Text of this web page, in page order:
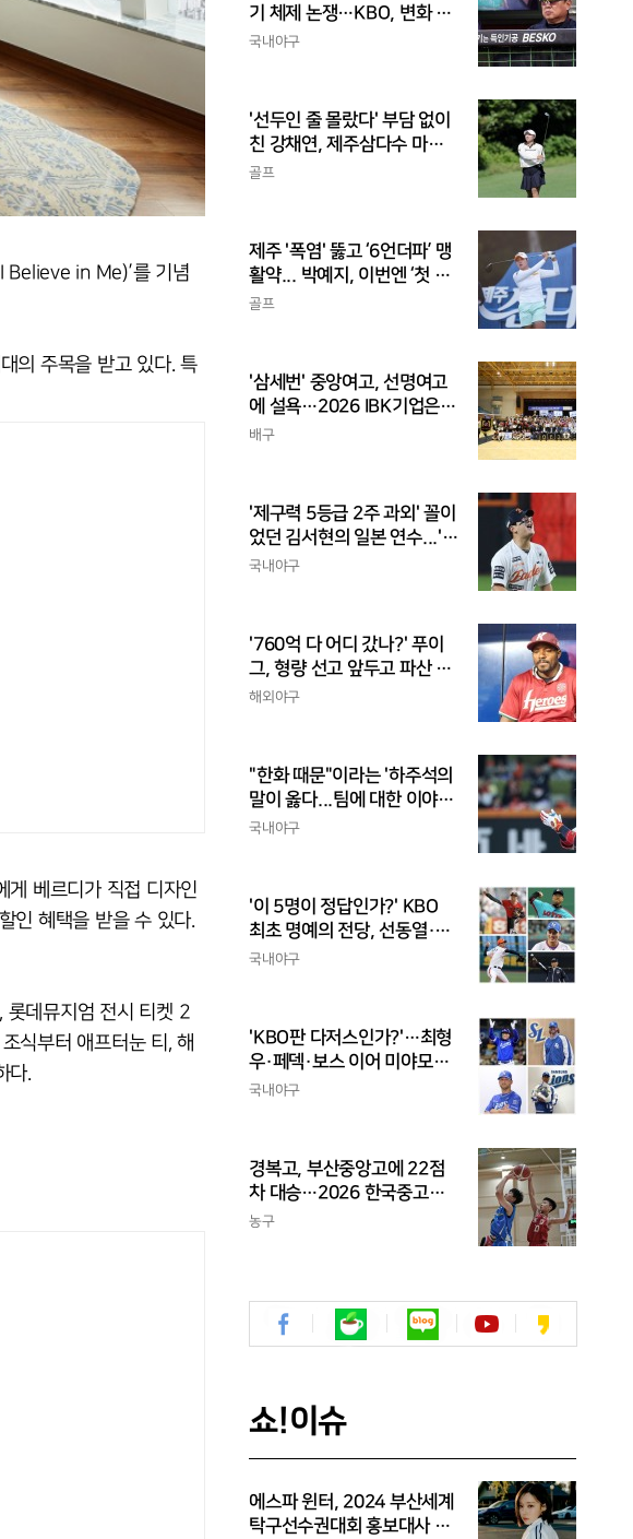
Believe in Me)’를 기념
의 주목을 받고 있다. 특
게 베르디가 직접 디자인
인 혜택을 받을 수 있다.
롯데뮤지엄 전시 티켓 2
식부터 애프터눈 티, 해
다.
기 체제 논쟁…KBO, 변화 고
민해야, 환경에 맞는 경기 수
국내야구
'선두인 줄 몰랐다' 부담 없이
친 강채연, 제주삼다수 마스
터스 2R 단독 선두
골프
제주 '폭염' 뚫고 ‘6언더파’ 맹
활약... 박예지, 이번엔 ‘첫 우
승’ 가나
골프
'삼세번' 중앙여고, 선명여고
에 설욕…2026 IBK기업은행
배 전국중고배구대회 우승
배구
'제구력 5등급 2주 과외' 꼴이
었던 김서현의 일본 연수...'종
합검진표'에 불과
국내야구
'760억 다 어디 갔나?' 푸이
그, 형량 선고 앞두고 파산 신
청
해외야구
"한화 때문"이라는 '하주석의
말이 옳다...팀에 대한 이야
기, 끝까지 안 하는 게 도리
국내야구
'이 5명이 정답인가?' KBO
최초 명예의 전당, 선동열·최
동원·이승엽·송진우·김응용
국내야구
'KBO판 다저스인가?'…최형
우·페덱·보스 이어 미야모리
까지, 삼성의 '스펙 만렙' 승부
국내야구
경복고, 부산중앙고에 22점
차 대승…2026 한국중고농
구 주말리그 왕중왕전 첫 승
농구
쇼!이슈
에스파 윈터, 2024 부산세계
탁구선수권대회 홍보대사 위